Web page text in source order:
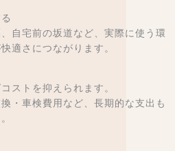
自宅前の坂道など、実際に使う環
適さにつながります。
ストを抑えられます。
・車検費用など、長期的な支出も